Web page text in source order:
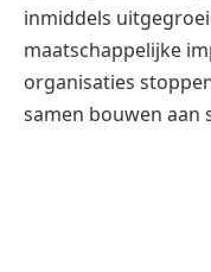
inmiddels
maatschappelijke
organisaties
samen bouwen aan